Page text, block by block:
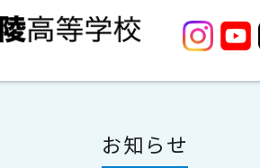
お知らせ